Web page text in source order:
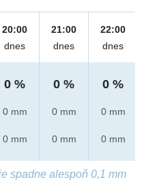
20:00
dnes
0 %
0 mm
0 mm
21:00
dnes
0 %
0 mm
0 mm
22:00
dnes
0 %
0 mm
0 mm
spadne alespoň 0,1 mm